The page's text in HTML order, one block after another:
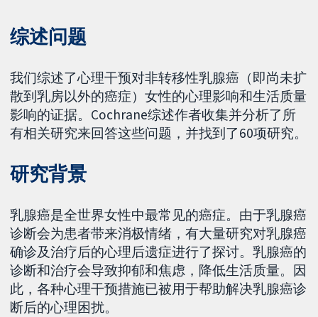
综述问题
我们综述了心理干预对非转移性乳腺癌（即尚未扩
散到乳房以外的癌症）女性的心理影响和生活质量
影响的证据。Cochrane综述作者收集并分析了所
有相关研究来回答这些问题，并找到了60项研究。
研究背景
乳腺癌是全世界女性中最常见的癌症。由于乳腺癌
诊断会为患者带来消极情绪，有大量研究对乳腺癌
确诊及治疗后的心理后遗症进行了探讨。乳腺癌的
诊断和治疗会导致抑郁和焦虑，降低生活质量。因
此，各种心理干预措施已被用于帮助解决乳腺癌诊
断后的心理困扰。